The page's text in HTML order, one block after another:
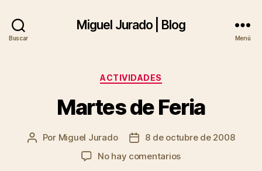
Buscar
Miguel Jurado | Blog
Menú
Categorías
ACTIVIDADES
Martes de Feria
Autor
Por Miguel Jurado
Fecha8 de octubre de 2008
No hay comentariosen